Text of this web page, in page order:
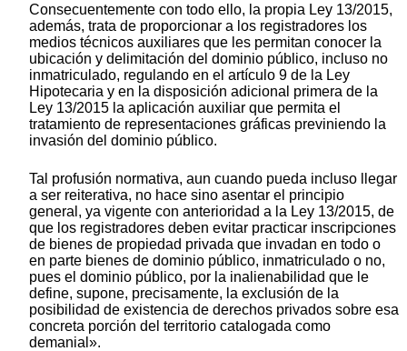
Consecuentemente con todo ello, la propia Ley 13/2015,
además, trata de proporcionar a los registradores los
medios técnicos auxiliares que les permitan conocer la
ubicación y delimitación del dominio público, incluso no
inmatriculado, regulando en el artículo 9 de la Ley
Hipotecaria y en la disposición adicional primera de la
Ley 13/2015 la aplicación auxiliar que permita el
tratamiento de representaciones gráficas previniendo la
invasión del dominio público.
Tal profusión normativa, aun cuando pueda incluso llegar
a ser reiterativa, no hace sino asentar el principio
general, ya vigente con anterioridad a la Ley 13/2015, de
que los registradores deben evitar practicar inscripciones
de bienes de propiedad privada que invadan en todo o
en parte bienes de dominio público, inmatriculado o no,
pues el dominio público, por la inalienabilidad que le
define, supone, precisamente, la exclusión de la
posibilidad de existencia de derechos privados sobre esa
concreta porción del territorio catalogada como
demanial».